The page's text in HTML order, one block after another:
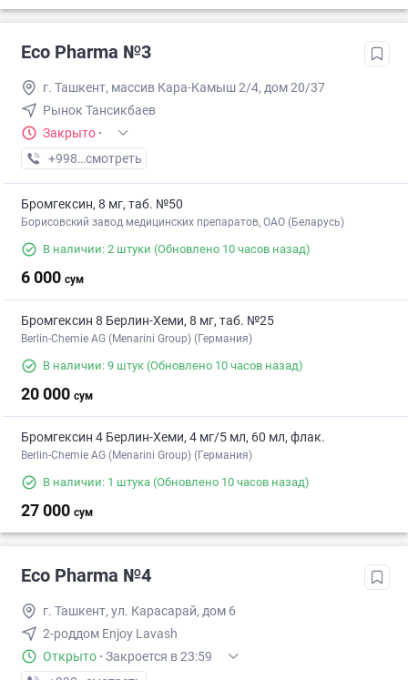
Eco Pharma №3
г. Ташкент, массив Кара-Камыш 2/4, дом 20/37
Рынок Тансикбаев
Закрыто ·
+998 (99) XXX-XX-XX
смотреть
Бромгексин, 8 мг, таб. №50
Борисовский завод медицинских препаратов, ОАО (Беларусь)
В наличии: 2 штуки (Обновлено 10 часов назад)
6 000 сум
Бромгексин 8 Берлин-Хеми, 8 мг, таб. №25
Berlin-Chemie AG (Menarini Group) (Германия)
В наличии: 9 штук (Обновлено 10 часов назад)
20 000 сум
Бромгексин 4 Берлин-Хеми, 4 мг/5 мл, 60 мл, флак.
Berlin-Chemie AG (Menarini Group) (Германия)
В наличии: 1 штука (Обновлено 10 часов назад)
27 000 сум
Eco Pharma №4
г. Ташкент, ул. Карасарай, дом 6
2-роддом Enjoy Lavash
Открыто · Закроется в 23:59